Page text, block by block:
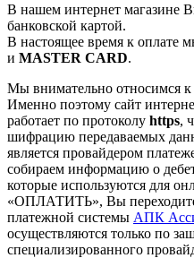
В нашем интернет магазине
банковской картой.
В настоящее время к оплате
и MASTER CARD.
Мы внимательно относимся
Именно поэтому сайт
работает по протоколу https,
шифрацию передаваемых
является провайдером
собираем информацию о
которые используются для
«ОПЛАТИТЬ», Вы переходите
платежной системы АПК
осуществляются только по
специализированного